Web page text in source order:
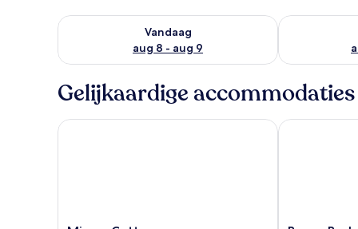
Vandaag
aug 8 - aug 9
De beschikbaarheid controleren voor vanavond aug
De
Gelijkaardige accommodaties
Miners Cottage BroomBush